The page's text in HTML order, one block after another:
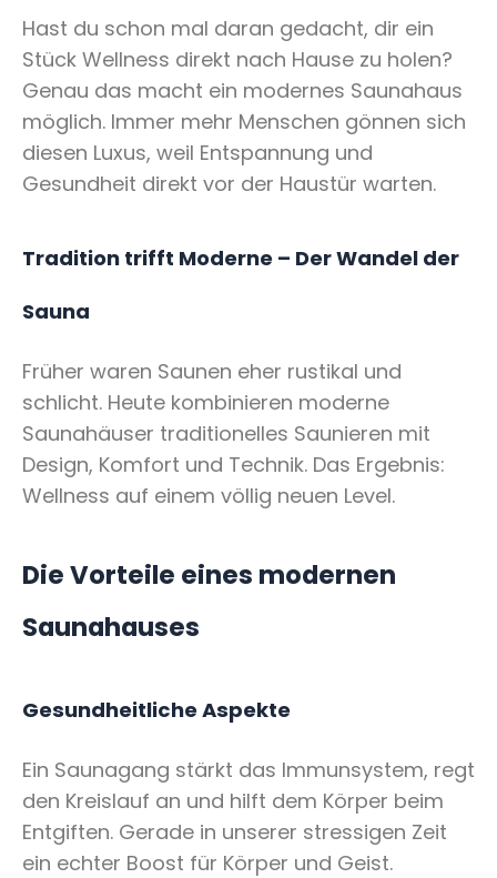
Hast du schon mal daran gedacht, dir ein
Stück Wellness direkt nach Hause zu holen?
Genau das macht ein modernes Saunahaus
möglich. Immer mehr Menschen gönnen sich
diesen Luxus, weil Entspannung und
Gesundheit direkt vor der Haustür warten.
Tradition trifft Moderne – Der Wandel der
Sauna
Früher waren Saunen eher rustikal und
schlicht. Heute kombinieren moderne
Saunahäuser traditionelles Saunieren mit
Design, Komfort und Technik. Das Ergebnis:
Wellness auf einem völlig neuen Level.
Die Vorteile eines modernen
Saunahauses
Gesundheitliche Aspekte
Ein Saunagang stärkt das Immunsystem, regt
den Kreislauf an und hilft dem Körper beim
Entgiften. Gerade in unserer stressigen Zeit
ein echter Boost für Körper und Geist.